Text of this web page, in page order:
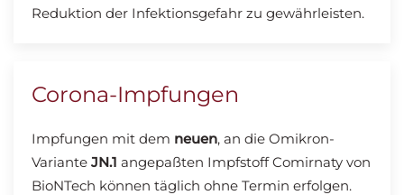
Reduktion der Infektionsgefahr zu gewährleisten.
Corona-Impfungen
Impfungen mit dem neuen, an die Omikron-
Variante JN.1 angepaßten Impfstoff Comirnaty von
BioNTech können täglich ohne Termin erfolgen.